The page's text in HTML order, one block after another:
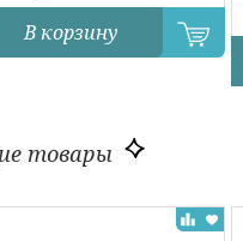
В корзину
товары